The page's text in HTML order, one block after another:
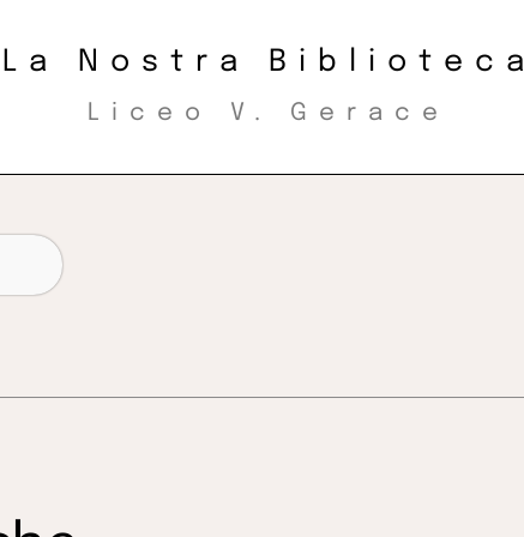
La Nostra Biblioteca
Liceo V. Gerace